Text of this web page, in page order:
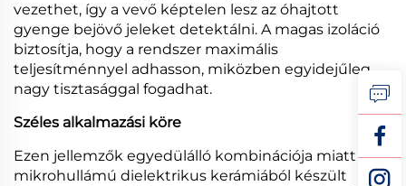
vezethet, így a vevő képtelen lesz az óhajtott
gyenge bejövő jeleket detektálni. A magas izoláció
biztosítja, hogy a rendszer maximális
teljesítménnyel adhasson, miközben egyidejűleg
nagy tisztasággal fogadhat.
Széles alkalmazási köre
Ezen jellemzők egyedülálló kombinációja miatt a
mikrohullámú dielektrikus kerámiából készült